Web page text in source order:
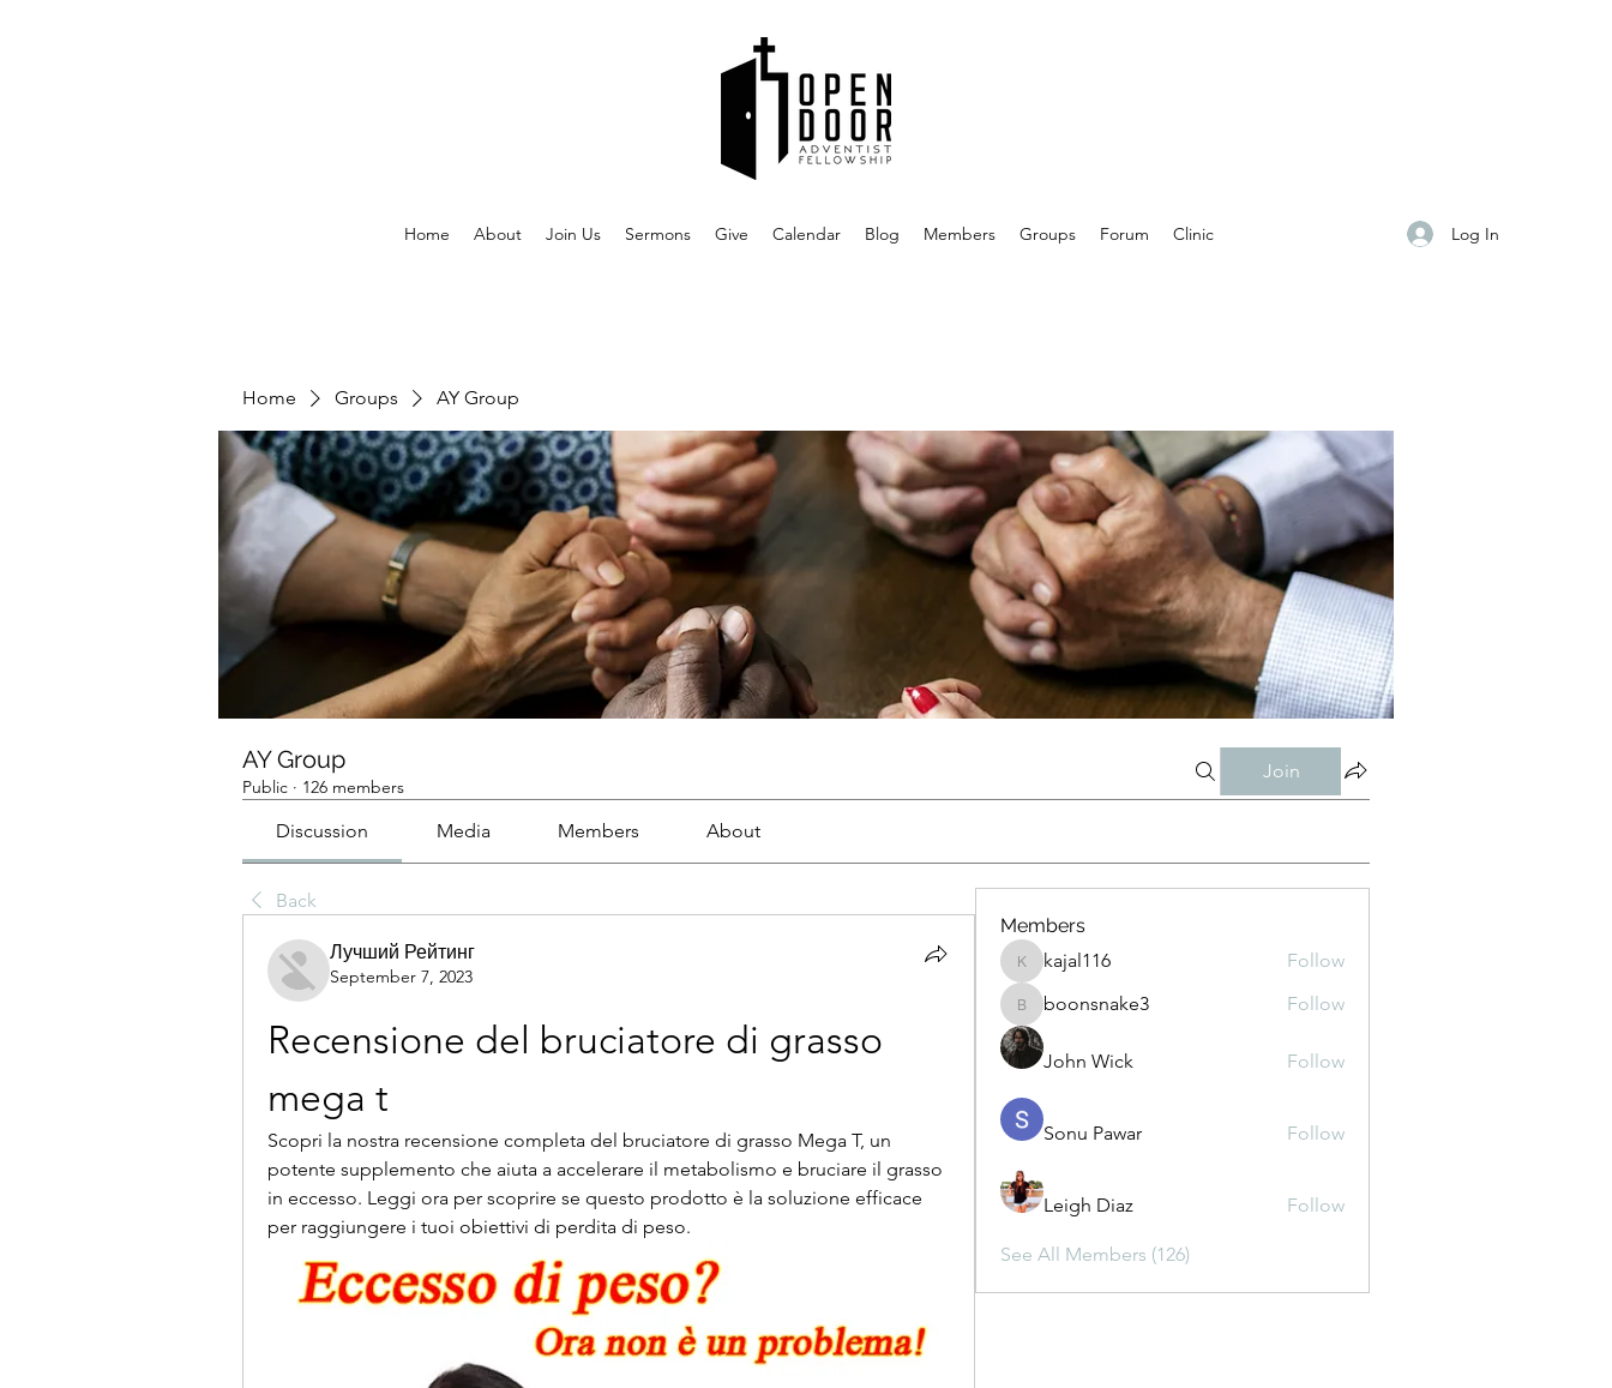
Home About Join Us Sermons Give Calendar Blog Members Groups Forum Clinic Log In
Home Groups AY Group
AY Group
Public · 126 members
Join
Discussion Media Members About
Back
Лучший Рейтинг
September 7, 2023
Recensione del bruciatore di grasso
mega t
Scopri la nostra recensione completa del bruciatore di grasso Mega T, un
potente supplemento che aiuta a accelerare il metabolismo e bruciare il grasso
in eccesso. Leggi ora per scoprire se questo prodotto è la soluzione efficace
per raggiungere i tuoi obiettivi di perdita di peso.
Members
kajal116
kajal116 Follow
boonsnake3
boonsnake3 Follow
John Wick Follow
Sonu Pawar Follow
Leigh Diaz Follow
See All Members (126)